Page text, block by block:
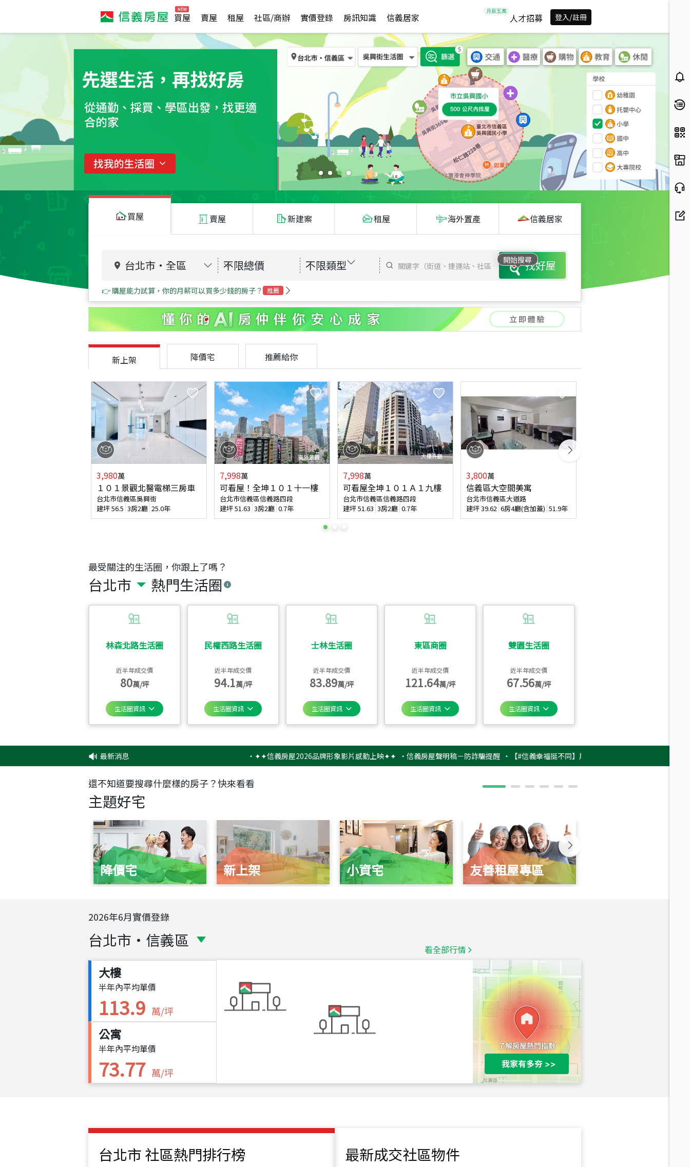
買屋 賣屋 租屋 社區/商辦 實價登錄 房訊知識 信義居家 人才招募 登入/註冊
買屋 賣屋 新建案 租屋 海外置產 信義居家
台北市 ・ 全區 不限總價 不限類型
開始搜尋
找好屋
👉 購屋能力試算，你的月薪可以買多少錢的房子？ 推薦
最受關注的生活圈，你跟上了嗎？
台北市 熱門生活圈
林森北路生活圈
近半年成交價
80萬/坪
生活圈資訊
民權西路生活圈
近半年成交價
94.1萬/坪
生活圈資訊
士林生活圈
近半年成交價
83.89萬/坪
生活圈資訊
東區商圈
近半年成交價
121.64萬/坪
生活圈資訊
雙園生活圈
近半年成交價
67.56萬/坪
生活圈資訊
新上架 降價宅 推薦給你
3,980萬
１０１景觀北醫電梯三房車
台北市信義區吳興街
建坪56.5 3房2廳 25.0年
7,998萬
可看屋！全坤１０１十一樓
台北市信義區信義路四段
建坪51.63 3房2廳 0.7年
7,998萬
可看屋全坤１０１Ａ１九樓
台北市信義區信義路四段
建坪51.63 3房2廳 0.7年
3,800萬
信義區大空間美寓
台北市信義區大道路
建坪39.62 6房4廳(含加蓋) 51.9年
最新消息 ✦✦信義房屋2026品牌形象影片感動上映✦✦ ‧信義房屋聲明稿－防詐騙提醒 ‧【#信義幸福挺不同】用實力，讓升職免抽號碼牌！最新雇主品
還不知道要搜尋什麼樣的房子？快來看看
主題好宅
降價宅 新上架 小資宅 友善租屋專區
2026年6月實價登錄
台北市 ・ 信義區 看全部行情
大樓
半年內平均單價
113.9 萬/坪
公寓
半年內平均單價
73.77 萬/坪
台北市 社區熱門排行榜 最新成交社區物件
台北市中山區長春路
1,020萬
總價
490萬
新竹市新竹市慈祥路
總價
1,808萬
115年07月 成交